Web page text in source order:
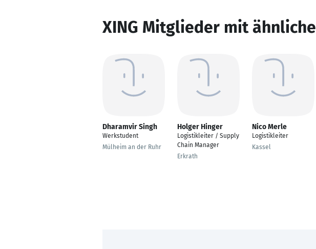
XING Mitglieder mit
Dharamvir Singh
Werkstudent
Mülheim an der Ruhr
Holger Hinger
Logistikleiter / Supply
Chain Manager
Erkrath
Nico Merle
Logistikleiter
Kassel